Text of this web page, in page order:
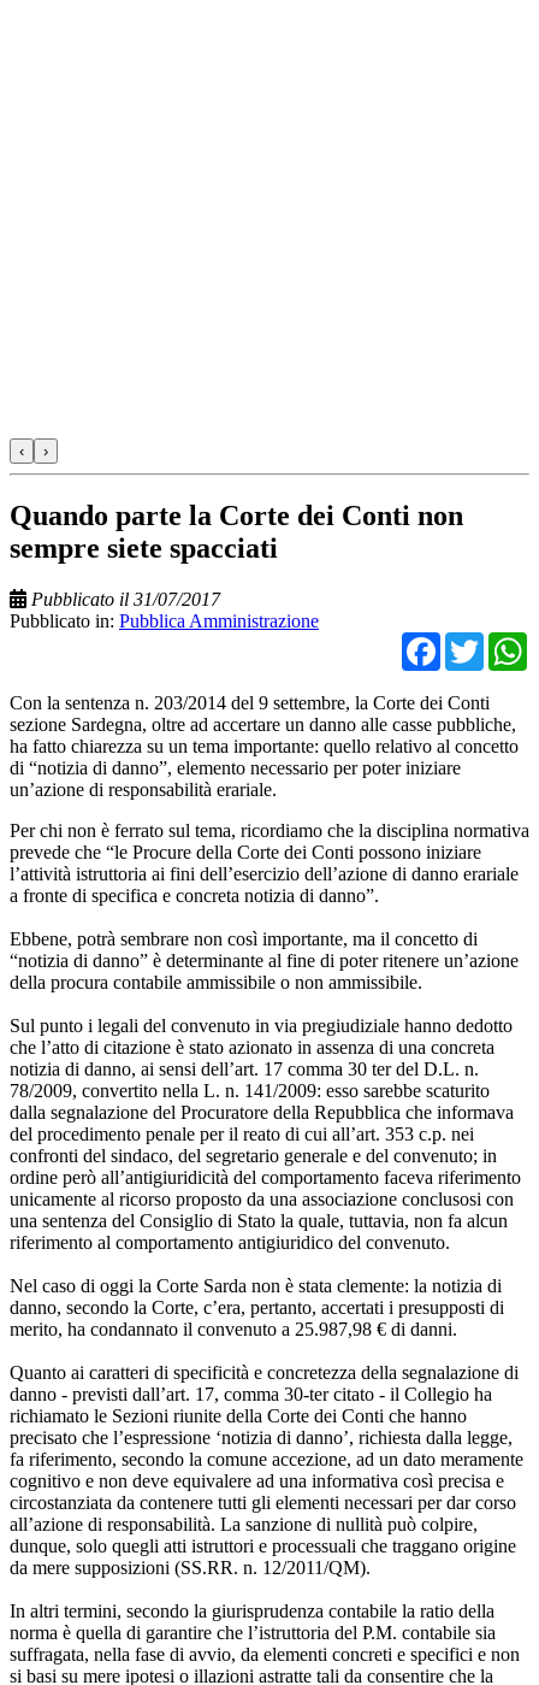
‹ ›
Quando parte la Corte dei Conti non
sempre siete spacciati
Pubblicato il 31/07/2017
Pubblicato in: Pubblica Amministrazione
Con la sentenza n. 203/2014 del 9 settembre, la Corte dei Conti
sezione Sardegna, oltre ad accertare un danno alle casse pubbliche,
ha fatto chiarezza su un tema importante: quello relativo al concetto
di “notizia di danno”, elemento necessario per poter iniziare
un’azione di responsabilità erariale.
Per chi non è ferrato sul tema, ricordiamo che la disciplina normativa
prevede che “le Procure della Corte dei Conti possono iniziare
l’attività istruttoria ai fini dell’esercizio dell’azione di danno erariale
a fronte di specifica e concreta notizia di danno”.
Ebbene, potrà sembrare non così importante, ma il concetto di
“notizia di danno” è determinante al fine di poter ritenere un’azione
della procura contabile ammissibile o non ammissibile.
Sul punto i legali del convenuto in via pregiudiziale hanno dedotto
che l’atto di citazione è stato azionato in assenza di una concreta
notizia di danno, ai sensi dell’art. 17 comma 30 ter del D.L. n.
78/2009, convertito nella L. n. 141/2009: esso sarebbe scaturito
dalla segnalazione del Procuratore della Repubblica che informava
del procedimento penale per il reato di cui all’art. 353 c.p. nei
confronti del sindaco, del segretario generale e del convenuto; in
ordine però all’antigiuridicità del comportamento faceva riferimento
unicamente al ricorso proposto da una associazione conclusosi con
una sentenza del Consiglio di Stato la quale, tuttavia, non fa alcun
riferimento al comportamento antigiuridico del convenuto.
Nel caso di oggi la Corte Sarda non è stata clemente: la notizia di
danno, secondo la Corte, c’era, pertanto, accertati i presupposti di
merito, ha condannato il convenuto a 25.987,98 € di danni.
Quanto ai caratteri di specificità e concretezza della segnalazione di
danno - previsti dall’art. 17, comma 30-ter citato - il Collegio ha
richiamato le Sezioni riunite della Corte dei Conti che hanno
precisato che l’espressione ‘notizia di danno’, richiesta dalla legge,
fa riferimento, secondo la comune accezione, ad un dato meramente
cognitivo e non deve equivalere ad una informativa così precisa e
circostanziata da contenere tutti gli elementi necessari per dar corso
all’azione di responsabilità. La sanzione di nullità può colpire,
dunque, solo quegli atti istruttori e processuali che traggano origine
da mere supposizioni (SS.RR. n. 12/2011/QM).
In altri termini, secondo la giurisprudenza contabile la ratio della
norma è quella di garantire che l’istruttoria del P.M. contabile sia
suffragata, nella fase di avvio, da elementi concreti e specifici e non
si basi su mere ipotesi o illazioni astratte tali da consentire che la